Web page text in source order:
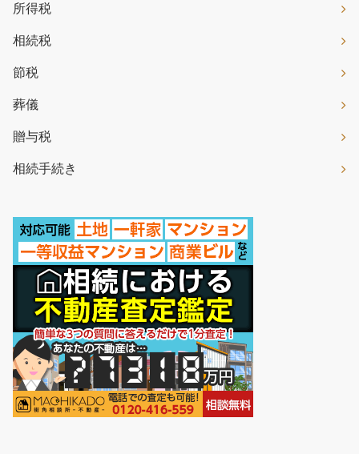
所得税
相続税
節税
葬儀
贈与税
相続手続き